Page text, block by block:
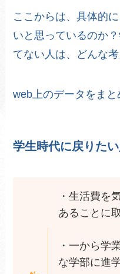
ここからは、具体的
いと思っているのか
てない人は、どんな
web上のデータをまと
学生時代に戻りたい
・生活費を
あることに
・一から学
な学部に進